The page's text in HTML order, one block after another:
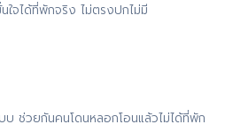
จได้ที่พักจริง ไม่ตรงปกไม่มี
บ ช่วยกันคนโดนหลอกโอนแล้วไม่ได้ที่พัก